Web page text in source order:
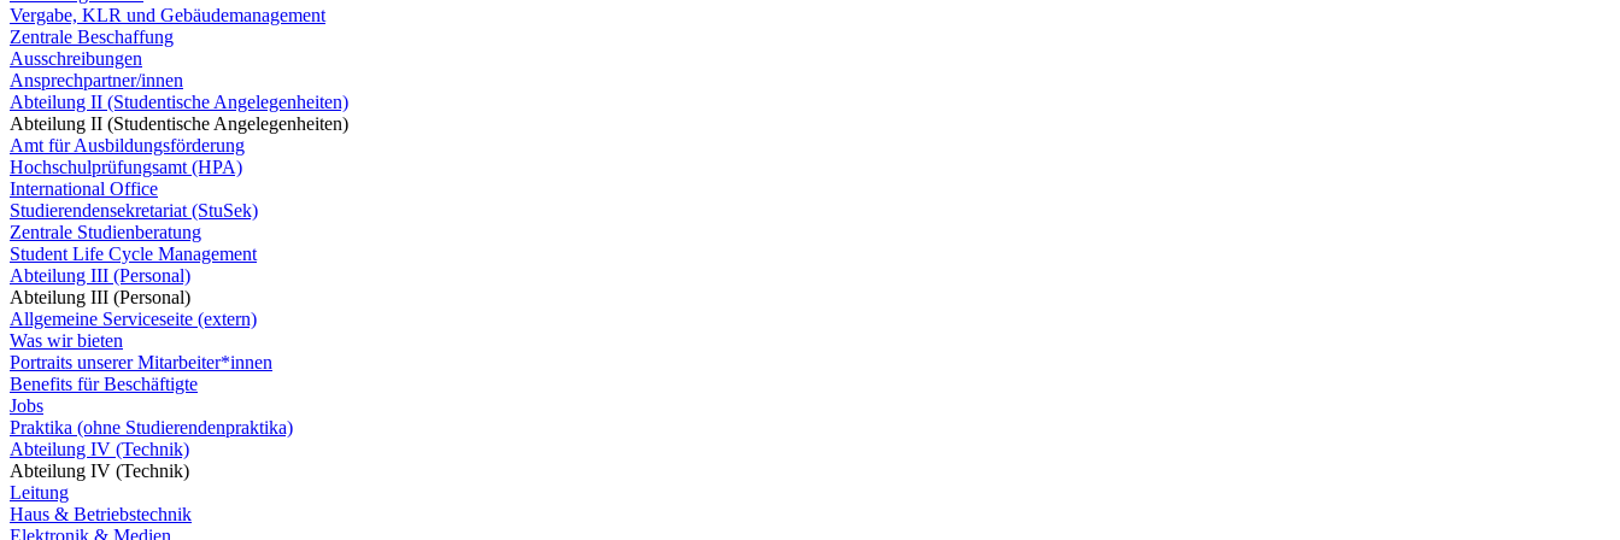
Vergabe, KLR und Gebäudemanagement
Zentrale Beschaffung
Ausschreibungen
Ansprechpartner/innen
Abteilung II (Studentische Angelegenheiten)
Abteilung II (Studentische Angelegenheiten)
Amt für Ausbildungsförderung
Hochschulprüfungsamt (HPA)
International Office
Studierendensekretariat (StuSek)
Zentrale Studienberatung
Student Life Cycle Management
Abteilung III (Personal)
Abteilung III (Personal)
Allgemeine Serviceseite (extern)
Was wir bieten
Portraits unserer Mitarbeiter*innen
Benefits für Beschäftigte
Jobs
Praktika (ohne Studierendenpraktika)
Abteilung IV (Technik)
Abteilung IV (Technik)
Leitung
Haus & Betriebstechnik
Elektronik & Medien